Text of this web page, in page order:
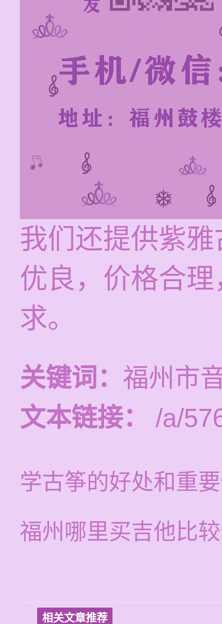
我们还提供紫
优良，价格合
求。
关键词： 福州市
文本链接：
/a/
学古筝的好处和重
福州哪里买吉他比
相关文章推荐